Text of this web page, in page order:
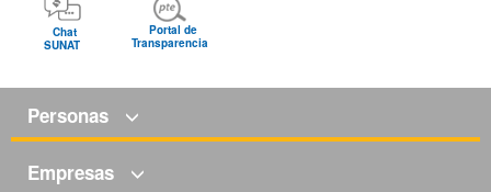
Chat
SUNAT
Portal de
Transparencia
Personas
Empresas